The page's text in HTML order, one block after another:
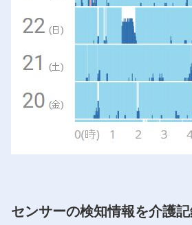
センサーの検知情報を介護